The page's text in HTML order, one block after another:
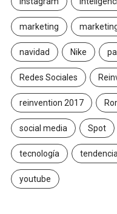
marketing
navidad Nike
Redes Sociales
reinvention 2017
social media Spot
tecnología
youtube